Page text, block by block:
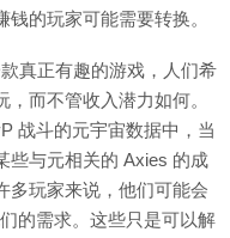
的玩家可能需要转换。
真正有趣的游戏，人们希
而不管收入潜力如何。
战斗的元宇宙数据中，当
些与元相关的 Axies 的成
多玩家来说，他们可能会
的需求。这些只是可以解